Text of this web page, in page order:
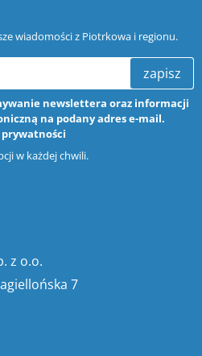
wiadomości z Piotrkowa i regionu.
zapisz
newslettera oraz informacji
na podany adres e-mail.
w każdej chwili.
z o.o.
7